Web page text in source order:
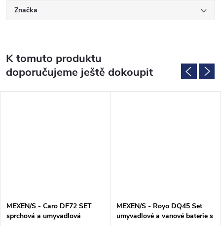
Značka
K tomuto produktu
doporučujeme ještě dokoupit
MEXEN/S - Caro DF72 SET
sprchová a umyvadlová
MEXEN/S - Royo DQ45 Set
umyvadlové a vanové baterie s